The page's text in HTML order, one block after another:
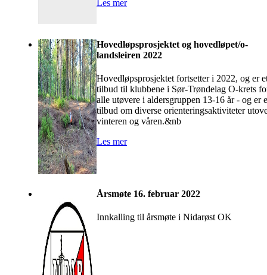
Les mer
Hovedløpsprosjektet og hovedløpet/o-
landsleiren 2022
Hovedløpsprosjektet fortsetter i 2022, og er
tilbud til klubbene i Sør-Trøndelag O-krets
alle utøvere i aldersgruppen 13-16 år - og er
tilbud om diverse orienteringsaktiviteter
vinteren og våren.&nb
Les mer
Årsmøte 16. februar 2022
Innkalling til årsmøte i Nidarøst OK